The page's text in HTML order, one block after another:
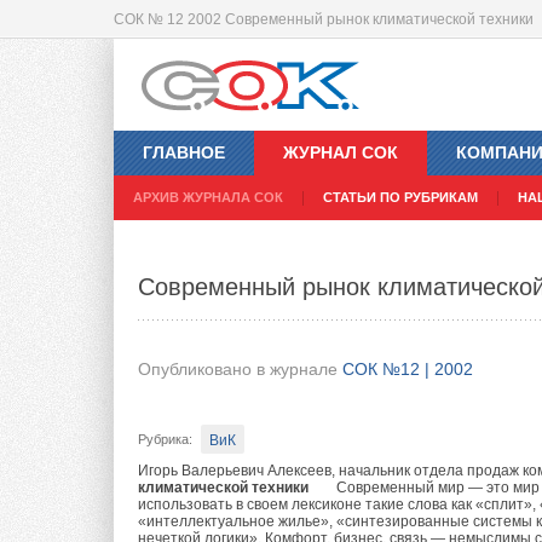
СОК № 12 2002 Современный рынок климатической техники
ГЛАВНОЕ ЖУРНАЛ СОК
АРХИВ ЖУРНАЛА СОК СТАТЬИ ПО РУБРИКАМ
Современный рынок
Опубликовано в журнале СОК №12 | 2002
Рубрика: ВиК
Игорь Валерьевич Алексеев, начальник отдела продаж
климатической техники
Современный мир — это мир
использовать в своем лексиконе такие слова как
«интеллектуальное жилье», «синтезированные системы
Способы соединения труб
Опубликовано в журнале СОК №12 | 2002
Тэги: Системы трубопроводов
В предыдущем номере («С.О.К.» №11) была
Резьбовое
Сравнение технических
Опубликовано в журнале СОК №12 | 2002
Тэги: Sanyo Mitsubishi Heavy Industries Mitsubishi
Кондиционеры промышленные и VRF-системы
Различные фирмы-производители из
предлагают свое оборудование для
проектировщиком встает очень сложная
выбрать наиболее подходящий вариант.